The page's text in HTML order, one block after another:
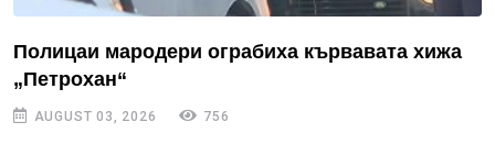
Полицаи мародери ограбиха кървавата хижа
„Петрохан“
AUGUST 03, 2026 756